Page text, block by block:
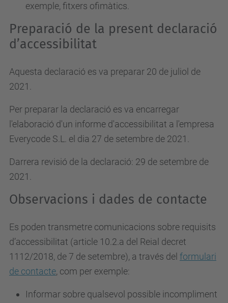
exemple, fitxers ofimàtics.
Preparació de la present declaració
d’accessibilitat
Aquesta declaració es va preparar 20 de juliol de
2021.
Per preparar la declaració es va encarregar
l'elaboració d'un informe d'accessibilitat a l'empresa
Everycode S.L. el dia 27 de setembre de 2021.
Darrera revisió de la declaració: 29 de setembre de
2021.
Observacions i dades de contacte
Es poden transmetre comunicacions sobre requisits
d’accessibilitat (article 10.2.a del Reial decret
1112/2018, de 7 de setembre), a través del formulari
de contacte, com per exemple:
Informar sobre qualsevol possible incompliment